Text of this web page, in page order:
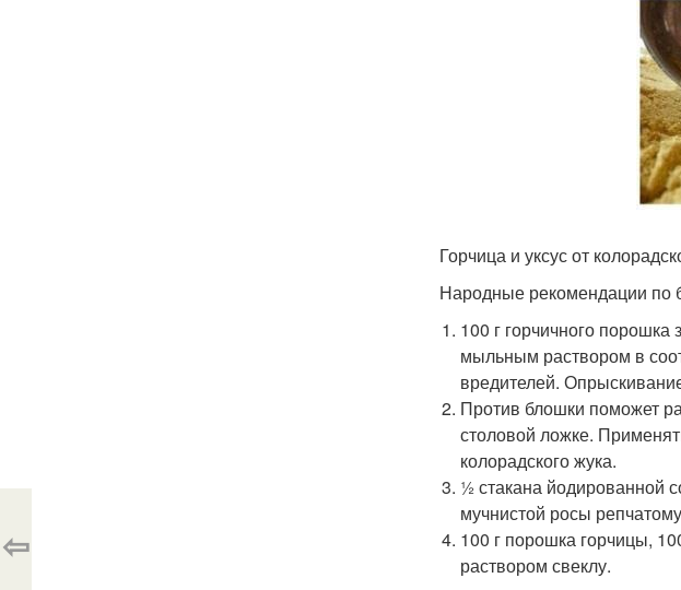
Горчица и уксус от
Народные рекомендации по
100 г горчичного порошка
мыльным раствором в
вредителей.
Против блошки поможет
столовой ложке.
колорадского жука.
½ стакана йодированной
мучнистой росы
100 г порошка горчицы,
раствором свеклу.
⇦